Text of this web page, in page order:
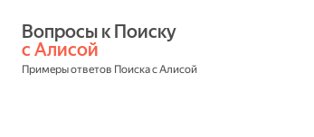
с Алисой
Примеры ответов Поиска с Алисой